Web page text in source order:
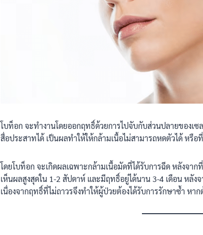
โบท็อก จะทำงานโดยออกฤทธิ์ด้วยการไปจับกับส่วนปลายของเ
สื่อประสาทได้ เป็นผลทำให้ให้กล้ามเนื้อไม่สามารถหดตัวได้ หรือ
โดยโบท็อก จะเกิดผลเฉพาะกล้ามเนื้อมัดที่ได้รับการฉีด หลังจา
เห็นผลสูงสุดใน 1-2 สัปดาห์ และมีฤทธิ์อยู่ได้นาน 3-4 เดือน หลั
เนื่องจากฤทธิ์ที่ไม่ถาวรจึงทำให้ผู้ป่วยต้องได้รับการรักษาซ้ำ หา